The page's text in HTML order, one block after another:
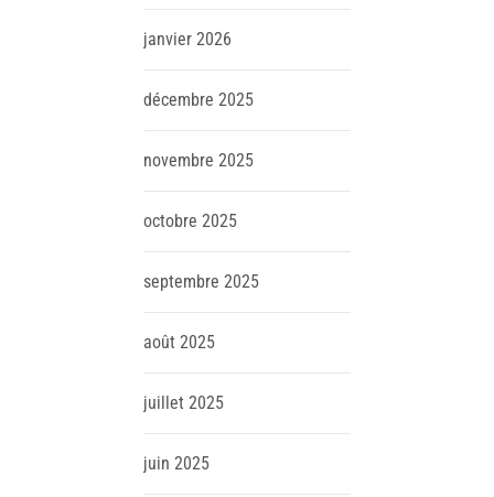
janvier 2026
décembre 2025
novembre 2025
octobre 2025
septembre 2025
août 2025
juillet 2025
juin 2025